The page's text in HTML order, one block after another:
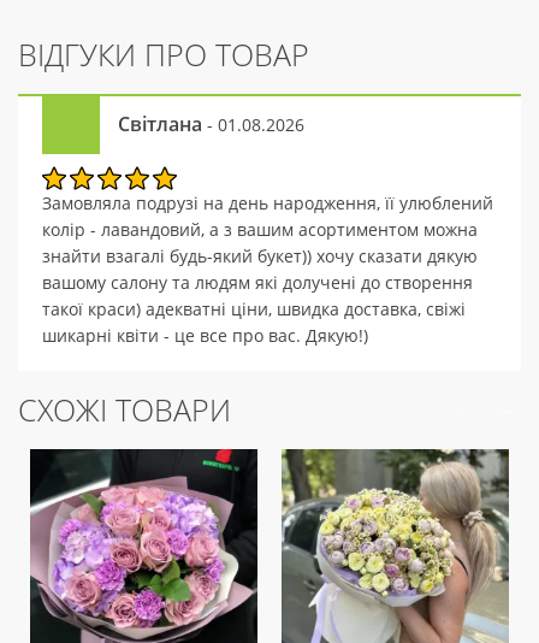
ВІДГУКИ ПРО ТОВАР
Світлана - 01.08.2026
Замовляла подрузі на день народження, її улюблений
колір - лавандовий, а з вашим асортиментом можна
знайти взагалі будь-який букет)) хочу сказати дякую
вашому салону та людям які долучені до створення
такої краси) адекватні ціни, швидка доставка, свіжі
шикарні квіти - це все про вас. Дякую!)
СХОЖІ ТОВАРИ